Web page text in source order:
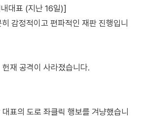
대표 (지난 16일)]
감정적이고 편파적인 재판 진행입니
재 공격이 사라졌습니다.
표의 도로 좌클릭 행보를 겨냥했습니